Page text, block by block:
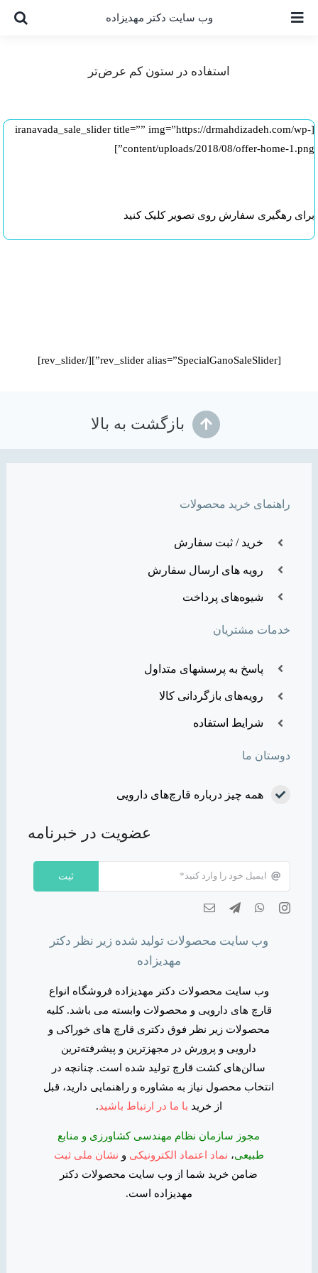
وب سایت دکتر مهدیزاده
استفاده در ستون کم عرض‌تر
[iranavada_sale_slider title=”” img=”https://drmahdizadeh.com/wp-
content/uploads/2018/08/offer-home-1.png”]
برای رهگیری سفارش روی تصویر کلیک کنید
[rev_slider alias=”SpecialGanoSaleSlider”][/rev_slider]
بازگشت به بالا
راهنمای خرید محصولات
خرید / ثبت سفارش
رویه های ارسال سفارش
شیوه‌های پرداخت
خدمات مشتریان
پاسخ به پرسشهای متداول
رویه‌های بازگردانی کالا
شرایط استفاده
دوستان ما
همه چیز درباره قارچ‌های دارویی
عضویت در خبرنامه
ثبت
وب سایت محصولات تولید شده زیر نظر دکتر
مهدیزاده
وب سایت محصولات دکتر مهدیزاده فروشگاه انواع
قارچ های دارویی و محصولات وابسته می باشد. کلیه
محصولات زیر نظر فوق دکتری قارچ های خوراکی و
دارویی و پرورش در مجهزترین و پیشرفته‌ترین
سالن‌های کشت قارچ تولید شده است. چنانچه در
انتخاب محصول نیاز به مشاوره و راهنمایی دارید، قبل
از خرید با ما در ارتباط باشید.
مجوز سازمان نظام مهندسی کشاورزی و منابع
طبیعی، نماد اعتماد الکترونیکی و نشان ملی ثبت
ضامن خرید شما از وب سایت محصولات دکتر
مهدیزاده است.